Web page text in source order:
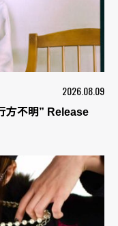
2026.08.09
方不明” Release